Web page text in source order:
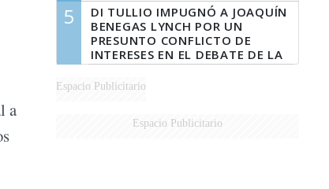
a
5
DI TULLIO IMPUGNÓ A JOAQUÍN
BENEGAS LYNCH POR UN
PRESUNTO CONFLICTO DE
INTERESES EN EL DEBATE DE LA
LEY DE TIERRAS
Espacio Publicitario
Espacio Publicitario